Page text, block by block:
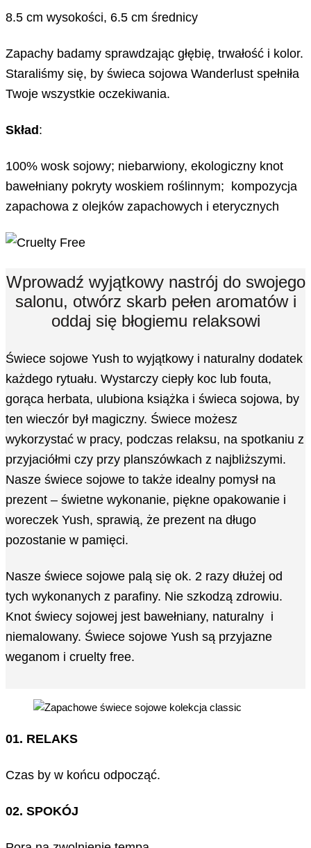
8.5 cm wysokości, 6.5 cm średnicy
Zapachy badamy sprawdzając głębię, trwałość i kolor.
Staraliśmy się, by świeca sojowa Wanderlust spełniła
Twoje wszystkie oczekiwania.
Skład:
100% wosk sojowy; niebarwiony, ekologiczny knot
bawełniany pokryty woskiem roślinnym; kompozycja
zapachowa z olejków zapachowych i eterycznych
Wprowadź wyjątkowy nastrój do swojego
salonu, otwórz skarb pełen aromatów i
oddaj się błogiemu relaksowi
Świece sojowe Yush to wyjątkowy i naturalny dodatek
każdego rytuału. Wystarczy ciepły koc lub fouta,
gorąca herbata, ulubiona książka i świeca sojowa, by
ten wieczór był magiczny. Świece możesz
wykorzystać w pracy, podczas relaksu, na spotkaniu z
przyjaciółmi czy przy planszówkach z najbliższymi.
Nasze świece sojowe to także idealny pomysł na
prezent – świetne wykonanie, piękne opakowanie i
woreczek Yush, sprawią, że prezent na długo
pozostanie w pamięci.
Nasze świece sojowe palą się ok. 2 razy dłużej od
tych wykonanych z parafiny. Nie szkodzą zdrowiu.
Knot świecy sojowej jest bawełniany, naturalny i
niemalowany. Świece sojowe Yush są przyjazne
weganom i cruelty free.
01. RELAKS
Czas by w końcu odpocząć.
02. SPOKÓJ